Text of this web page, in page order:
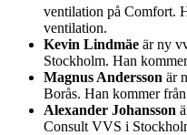
ventilation på Comfort.
ventilation.
Kevin Lindmäe är ny
Stockholm. Han
Magnus Andersson är
Borås. Han kommer
Alexander Johansson
Consult VVS i